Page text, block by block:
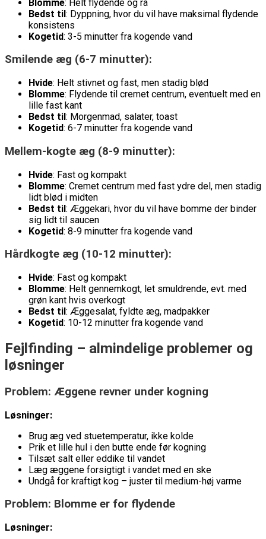
Blomme: Helt flydende og rå
Bedst til: Dyppning, hvor du vil have maksimal flydende
konsistens
Kogetid: 3-5 minutter fra kogende vand
Smilende æg (6-7 minutter):
Hvide: Helt stivnet og fast, men stadig blød
Blomme: Flydende til cremet centrum, eventuelt med en
lille fast kant
Bedst til : Morgenmad, salater, toast
Kogetid: 6-7 minutter fra kogende vand
Mellem-kogte æg (8-9 minutter):
Hvide: Fast og kompakt
Blomme: Cremet centrum med fast ydre del, men stadig
lidt blød i midten
Bedst til: Æggekari, hvor du vil have bomme der binder
sig lidt til saucen
Kogetid: 8-9 minutter fra kogende vand
Hårdkogte æg (10-12 minutter):
Hvide: Fast og kompakt
Blomme: Helt gennemkogt, let smuldrende, evt. med
grøn kant hvis overkogt
Bedst til: Æggesalat, fyldte æg, madpakker
Kogetid: 10-12 minutter fra kogende vand
Fejlfinding – almindelige problemer og
løsninger
Problem: Æggene revner under kogning
Løsninger:
Brug æg ved stuetemperatur, ikke kolde
Prik et lille hul i den butte ende før kogning
Tilsæt salt eller eddike til vandet
Læg æggene forsigtigt i vandet med en ske
Undgå for kraftigt kog – juster til medium-høj varme
Problem: Blomme er for flydende
Løsninger: